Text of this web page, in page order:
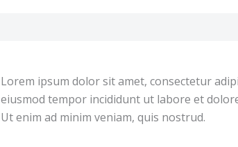
eiusmod tempor incididunt ut labore et
Ut enim ad minim veniam, quis nostrud.